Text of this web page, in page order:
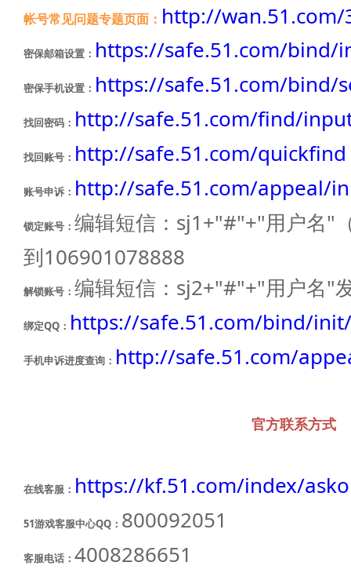
帐号常见问题专题页面： http://
密保邮箱设置： https://safe.51.com/
密保手机设置： https://safe.51.com/bind/
找回密码： http://safe.51.com/find/
找回账号： http://safe.51.com/quickfind
账号申诉： http://safe.51.com/appeal/
锁定账号： 编辑短信：sj1+"#"+"用户名"
到106901078888
解锁账号： 编辑短信：sj2+"#"+"用户名"
绑定QQ： https://safe.51.com/bind/
手机申诉进度查询： http://safe.51.com/
官方联系方式
在线客服： https://kf.51.com/index/
51游戏客服中心QQ： 800092051
客服电话： 4008286651